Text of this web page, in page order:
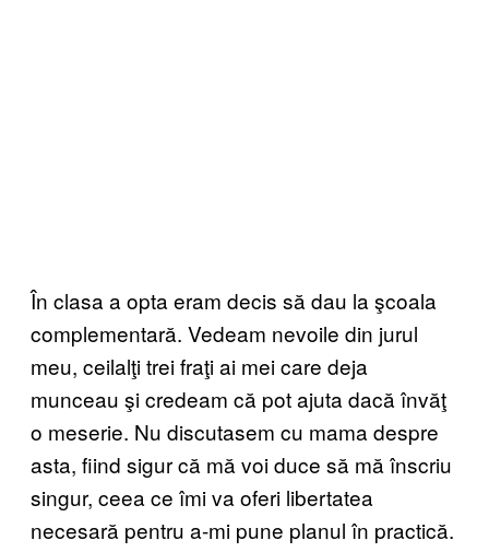
În clasa a opta eram decis să dau la şcoala
complementară. Vedeam nevoile din jurul
meu, ceilalţi trei fraţi ai mei care deja
munceau şi credeam că pot ajuta dacă învăţ
o meserie. Nu discutasem cu mama despre
asta, fiind sigur că mă voi duce să mă înscriu
singur, ceea ce îmi va oferi libertatea
necesară pentru a-mi pune planul în practică.